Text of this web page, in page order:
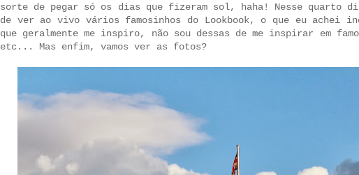
sorte de pegar só os dias que fizeram sol, haha! Nesse quarto
de ver ao vivo vários famosinhos do Lookbook, o que eu achei
que geralmente me inspiro, não sou dessas de me inspirar em
etc... Mas enfim, vamos ver as fotos?